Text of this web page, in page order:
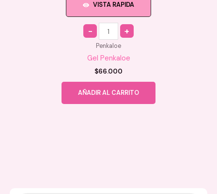
VISTA RAPIDA
Quantity
Penkaloe
Gel Penkaloe
$66.000
AÑADIR AL CARRITO